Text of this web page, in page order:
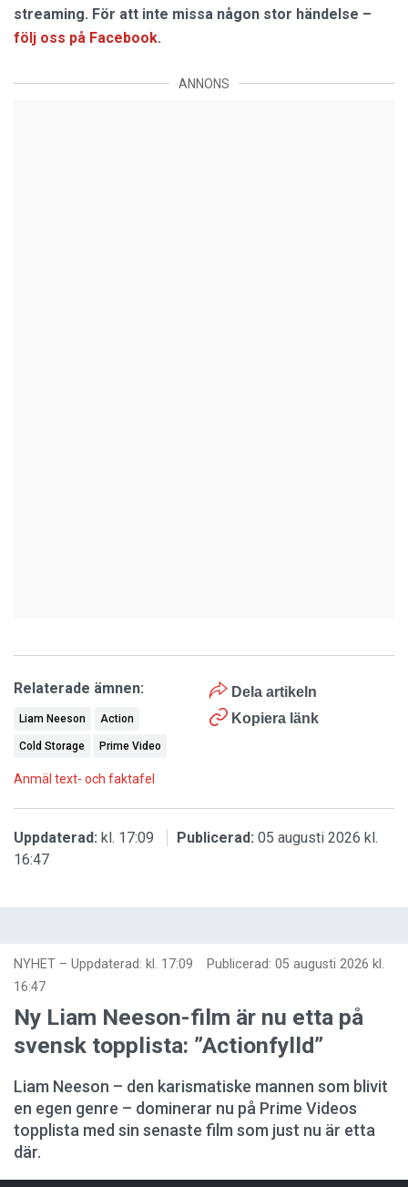
streaming. För att inte missa någon stor händelse –
följ oss på Facebook.
ANNONS
Dela artikeln
Kopiera länk
Relaterade ämnen:
Liam Neeson Action
Cold Storage Prime Video
Anmäl text- och faktafel
Uppdaterad: kl. 17:09 Publicerad: 05 augusti 2026 kl.
16:47
NYHET – Uppdaterad: kl. 17:09 Publicerad: 05 augusti 2026 kl.
16:47
Ny Liam Neeson-film är nu etta på
svensk topplista: ”Actionfylld”
Liam Neeson – den karismatiske mannen som blivit
en egen genre – dominerar nu på Prime Videos
topplista med sin senaste film som just nu är etta
där.